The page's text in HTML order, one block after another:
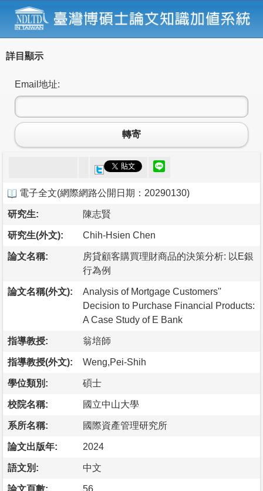
詳目顯示
Email地址:
轉寄
電子全文(網際網路公開日期：20290130)
研究生: 陳志賢
研究生(外文): Chih-Hsien Chen
論文名稱:
房貸顧客購買理財商品的決策分析: 以E銀
行為例
論文名稱(外文):
Analysis of Mortgage Customers''
Decision to Purchase Financial Products:
A Case Study of E Bank
指導教授: 翁培師
指導教授(外文): Weng,Pei-Shih
學位類別: 碩士
校院名稱: 國立中山大學
系所名稱: 國際資產管理研究所
論文出版年: 2024
語文別: 中文
論文頁數: 56